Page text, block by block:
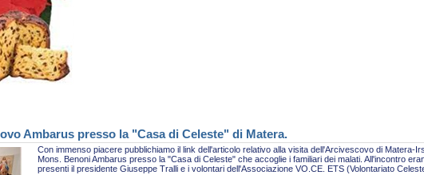
Ambarus presso la "Casa di Celeste" di Matera.
Con immenso piacere pubblichiamo il link dell'articolo relativo alla visita dell'Arcivescovo di Matera-
Mons. Benoni Ambarus presso la "Casa di Celeste" che accoglie i familiari dei malati. All'incontro
presenti il presidente Giuseppe Tralli e i volontari dell'Associazione VO.CE. ETS (Volontariato